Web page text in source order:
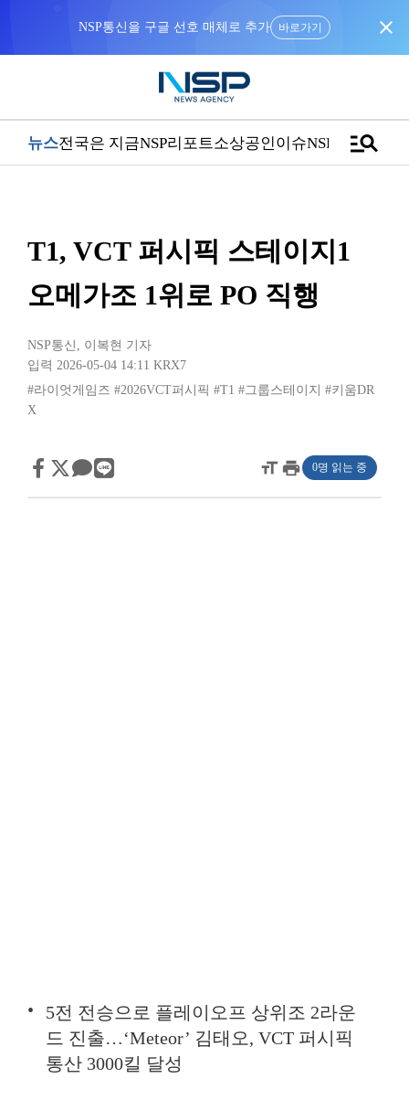
NSP통신을 구글 선호 매체로 추가 바로가기 close
뉴스전국은 지금NSP리포트소상공인이슈NSPTVmanage_search
T1, VCT 퍼시픽 스테이지1
오메가조 1위로 PO 직행
NSP통신 , 이복현 기자
입력 2026-05-04 14:11 KRX7
#라이엇게임즈 #2026VCT퍼시픽 #T1 #그룹스테이지 #키움DR
X
format_sizeprint 0명 읽는 중
5전 전승으로 플레이오프 상위조 2라운
드 진출…‘Meteor’ 김태오, VCT 퍼시픽
통산 3000킬 달성